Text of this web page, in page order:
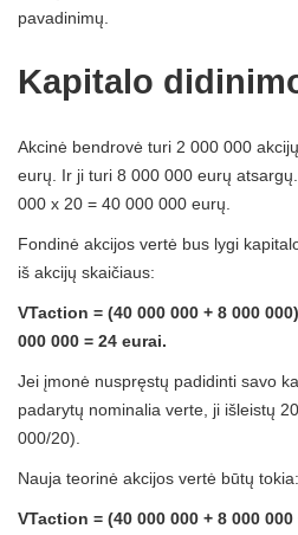
pavadinimų.
Kapitalo
Akcinė bendrovė turi 2 000 000
eurų. Ir ji turi 8 000 000 eurų
000 x 20 = 40 000 000 eurų.
Fondinė akcijos vertė bus lygi
iš akcijų skaičiaus:
VTaction = (40 000 000 + 8 000
000 000 = 24 eurai.
Jei įmonė nuspręstų padidinti savo
padarytų nominalia verte, ji išleistų
000/20).
Nauja teorinė akcijos vertė būtų tokia:
VTaction = (40 000 000 + 8 000